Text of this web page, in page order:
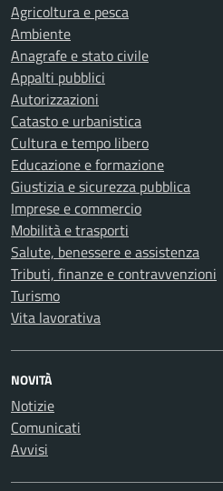
Agricoltura e pesca
Ambiente
Anagrafe e stato civile
Appalti pubblici
Autorizzazioni
Catasto e urbanistica
Cultura e tempo libero
Educazione e formazione
Giustizia e sicurezza pubblica
Imprese e commercio
Mobilità e trasporti
Salute, benessere e assistenza
Tributi, finanze e contravvenzioni
Turismo
Vita lavorativa
NOVITÀ
Notizie
Comunicati
Avvisi